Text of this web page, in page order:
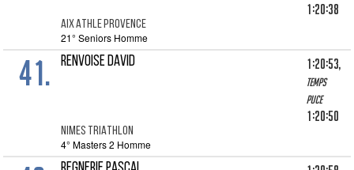
AIX ATHLE PROVENCE
1:20:38
21° Seniors Homme
41. RENVOISE DAVID
NIMES TRIATHLON
1:20:53,
Temps
puce
1:20:50
4° Masters 2 Homme